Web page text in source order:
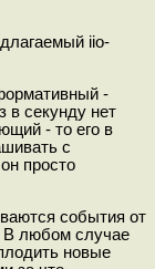
iio-
-
в секунду нет
- то его в
с
просто
события от
В любом случае
новые